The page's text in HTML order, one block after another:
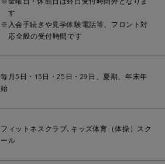
す
※入会手続きや見学体験電話等、フロント対
応全般の受付時間です
毎月5日・15日・25日・29日、夏期、年末年
始
フィットネスクラブ､キッズ体育（体操）スク
ール